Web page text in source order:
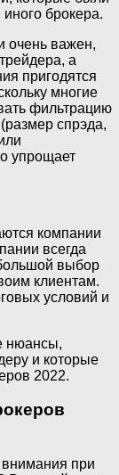
брокера.
очень важен,
а
пригодятся
многие
фильтрацию
спрэда,
упрощает
компании
всегда
выбор
клиентам.
условий и
нюансы,
и которые
2022.
при